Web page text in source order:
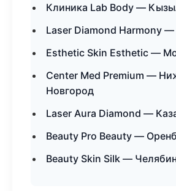
Клиника Lab Body —
Laser Diamond Harmony —
Esthetic Skin Esthetic —
Center Med Premium —
Новгород
Laser Aura Diamond —
Beauty Pro Beauty —
Beauty Skin Silk —